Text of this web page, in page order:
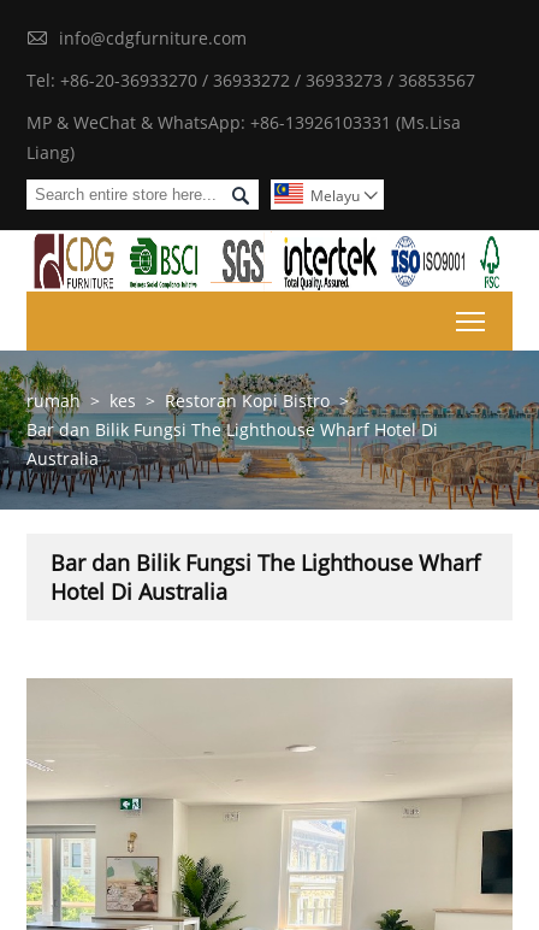

info@cdgfurniture.com
Tel: +86-20-36933270 / 36933272 / 36933273 / 36853567
MP & WeChat & WhatsApp: +86-13926103331 (Ms.Lisa
Liang)
 Melayu 
rumah > kes > Restoran Kopi Bistro >
Bar dan Bilik Fungsi The Lighthouse Wharf Hotel Di
Australia
Bar dan Bilik Fungsi The Lighthouse Wharf
Hotel Di Australia